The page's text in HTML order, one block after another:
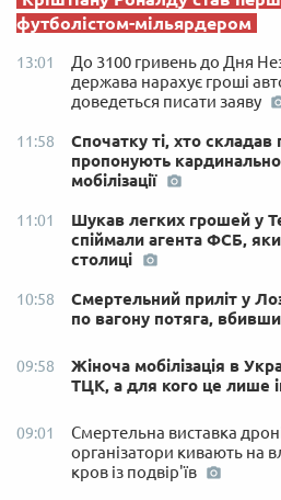
футболістом-мільярдером
13:01
До 3100 гривень до Дня
держава нарахує гроші
доведеться писати заяву
11:58
Спочатку ті, хто складав
пропонують кардинально
мобілізації
11:01
Шукав легких грошей у
спіймали агента ФСБ,
столиці
10:58
Смертельний приліт у
по вагону потяга,
09:58
Жіноча мобілізація в
ТЦК, а для кого це лише
09:01
Смертельна виставка
організатори кивають на
кров із подвір'їв